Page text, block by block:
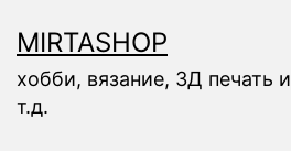
содержимому
MIRTASHOP
хобби, вязание, 3Д печать и
т.д.